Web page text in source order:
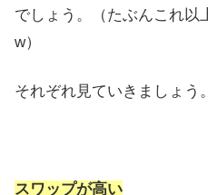
でしょう。（たぶんこれ以
w）
それぞれ見ていきましょう。
スワップが高い